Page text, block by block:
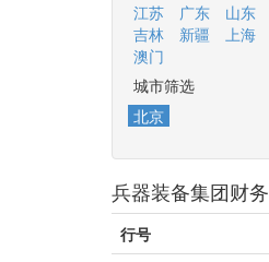
江苏 广东 山东
吉林
新疆 上海
澳门
城市筛选
北京
兵器装备集团财
行号